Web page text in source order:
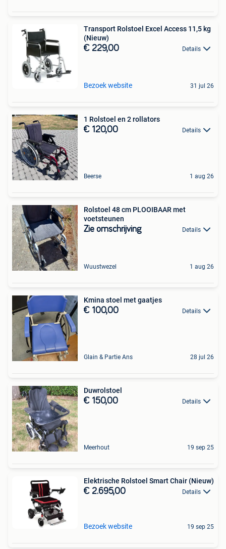
Transport Rolstoel Excel Access 11,5 kg
(Nieuw)
€ 229,00 Details
Bezoek website 31 jul 26
1 Rolstoel en 2 rollators
€ 120,00 Details
Beerse 1 aug 26
Rolstoel 48 cm PLOOIBAAR met
voetsteunen
Zie omschrijving Details
Wuustwezel 1 aug 26
Kmina stoel met gaatjes
€ 100,00 Details
Glain & Partie Ans 28 jul 26
Duwrolstoel
€ 150,00 Details
Meerhout 19 sep 25
Elektrische Rolstoel Smart Chair (Nieuw)
€ 2.695,00 Details
Bezoek website 19 sep 25